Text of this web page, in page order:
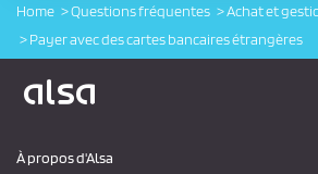
Home Questions fréquentes
Achat et
Payer avec des cartes bancaires étrangères
À propos d'Alsa
Logo